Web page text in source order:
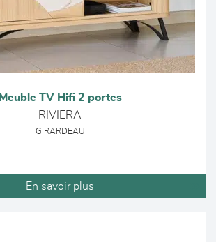
Meuble TV Hifi 2 portes
RIVIERA
GIRARDEAU
En savoir plus